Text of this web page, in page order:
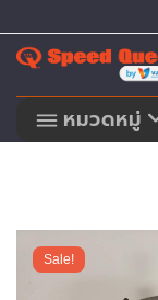
content
หมวดหมู่
Sale!